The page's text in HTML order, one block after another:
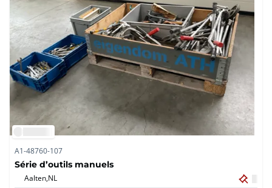
A1-48760-107
Série d’outils manuels
Aalten,NL